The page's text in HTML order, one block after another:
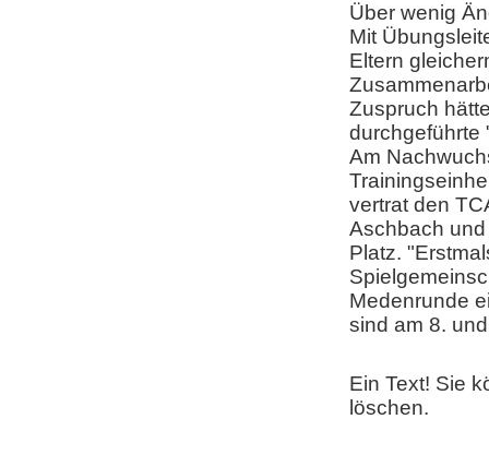
Über wenig
Mit
Eltern
Zuspruch
durchgeführte
Am
vertrat den
Aschbach und
Platz.
Medenrunde
sind am 8.
Ein Text! Sie
löschen.